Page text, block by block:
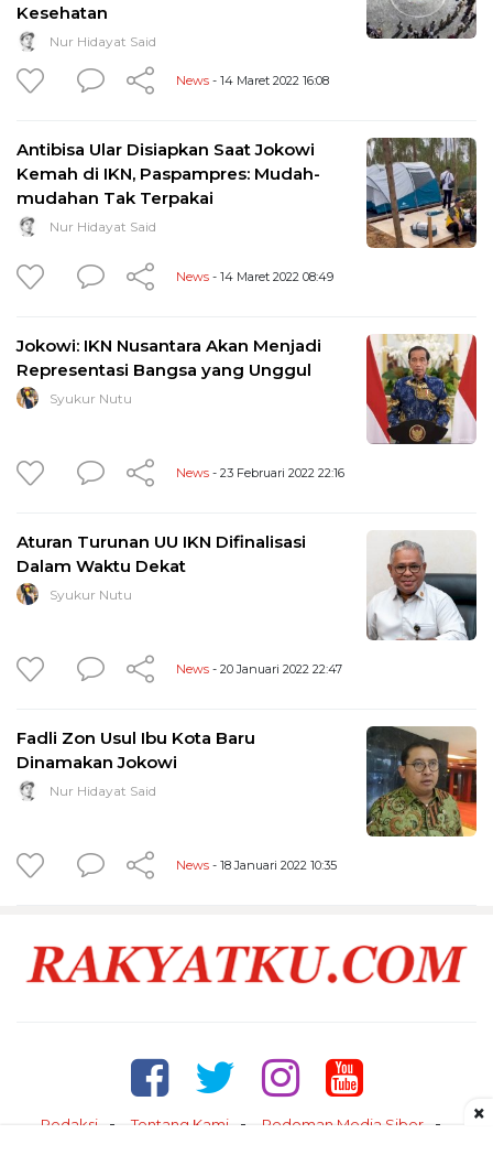
Kesehatan
Nur Hidayat Said
News - 14 Maret 2022 16:08
Antibisa Ular Disiapkan Saat Jokowi
Kemah di IKN, Paspampres: Mudah-
mudahan Tak Terpakai
Nur Hidayat Said
News - 14 Maret 2022 08:49
Jokowi: IKN Nusantara Akan Menjadi
Representasi Bangsa yang Unggul
Syukur Nutu
News - 23 Februari 2022 22:16
Aturan Turunan UU IKN Difinalisasi
Dalam Waktu Dekat
Syukur Nutu
News - 20 Januari 2022 22:47
Fadli Zon Usul Ibu Kota Baru
Dinamakan Jokowi
Nur Hidayat Said
News - 18 Januari 2022 10:35
Redaksi Tentang Kami
Pedoman Media Siber
×